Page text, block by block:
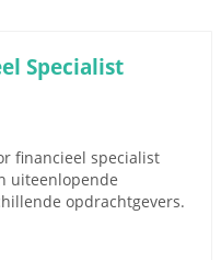
Specialist
financieel specialist
uiteenlopende
opdrachtgevers.